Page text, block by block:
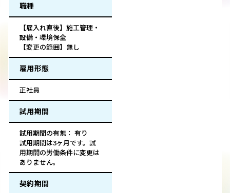
職種
【雇入れ直後】施工管理・
設備・環境保全
【変更の範囲】無し
雇用形態
正社員
試用期間
試用期間の有無： 有り
試用期間は3ヶ月です。試
用期間の労働条件に変更は
ありません。
契約期間